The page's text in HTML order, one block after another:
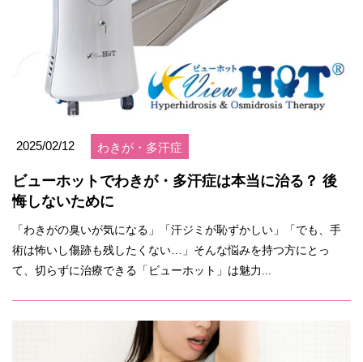
2025/02/12 わきが・多汗症
ビューホットでわきが・多汗症は本当に治る？ 後
悔しないために
「わきがの臭いが気になる」「汗ジミが恥ずかしい」「でも、手
術は怖いし傷跡も残したくない…」そんな悩みを持つ方にとっ
て、切らずに治療できる「ビューホット」は魅力...